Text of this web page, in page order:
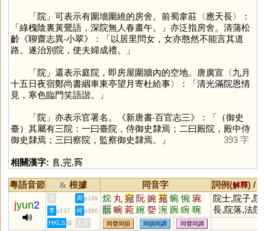
「院」可表示有圍墻圍繞的房舍。前蜀韋莊〈應天長〉：
「綠槐陰裏黃鶯語，深院無人春晝午。」亦泛指房舍。清蒲松
齡《聊齋志異‧小翠》：「以居里問女，女亦憨然不能言其道
路。遂治別院，使夫婦成禮。」
「院」還表示庭院，即房屋圍牆內的空地。唐廣宣〈九月
十五日夜宿鄭尚書絪車東亭望月寄杜給事〉：「清光滿院恩情
見，寒色臨門笑語諧。」
「院」亦表示官署名。《新唐書‧百官志三》：「（御史
臺）其屬有三院：一曰臺院，侍御史隸焉；二曰殿院，殿中侍
御史隸焉；三曰察院，監察御史隸焉。」
393 字
相關漢字: 𨸏,完,寏
粵語音節 & 根據 同音字 詞例(解釋) /
jyun2
黃 周 p189 烷 丸 宛 阮 婉 苑 蜿 惋 琬
朊 畹 菀 綩 妴 涴 踠 睕 晼
倇 夗
院士,院子,院
長,院落,法院,
書院,庭院,學
李 p137 何 p380
HKLS 張 人文 同聲同韻 同韻同調 同聲同調